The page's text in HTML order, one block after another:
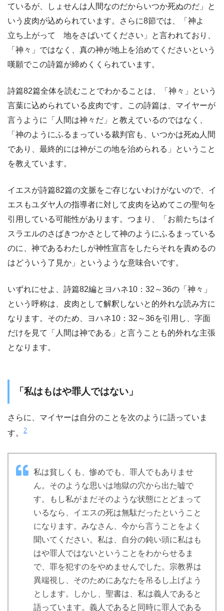
ているが、しょせんは人間なのだからいつか死ぬのだ」と
いう皮肉が込められています。さらに8節では、「神よ
立ち上がって 地をさばいてください」と言われており、
「神々」ではなく、真の神が地上を治めてくださいという
嘆願でこの詩篇が締めくくられています。
詩篇82篇全体を読むことでわかることは、「神々」という
言葉に込められている皮肉です。この詩篇は、マイヤーが
言うように「人間は神々だ」と教えているのではなく、
「神のようにふるまっている裁判官も、いつかは死ぬ人間
であり、最終的には神がこの地を治められる」ということ
を教えています。
イエスが詩篇82篇の文脈をご存じないわけがないので、イ
エスもユダヤ人の指導者に対して皮肉を込めてこの聖句を
引用している可能性があります。つまり、「お前たちはイ
スラエルのさばきつかさとして神のようにふるまっている
のに、神であるわたしが神性宣言をしたらそれを責めるの
はどういう了見か」というような意味合いです。
いずれにせよ、詩篇82編とヨハネ10：32～36の「神々」
という呼称は、皮肉として解釈しないと的外れな読み方に
なります。そのため、ヨハネ10：32～36を引用し、字面
だけを見て「人間は神である」と言うことも的外れな主張
となります。
「私はもはや罪人ではない」
さらに、マイヤーは自分のことを次のように語っていま
す。 2
私は貧しくも、惨めでも、罪人でもありませ
ん。そのような思いは地獄の穴から出た嘘で
す。もし私がまだそのような状態にとどまって
いるなら、イエスの死は無駄だったということ
になります。みなさん、今から言うことをよく
聞いてください。私は、自分の鈍い頭に私はも
はや罪人ではないということをわからせるま
で、罪を犯すのをやめませんでした。宗教界は
異端視し、そのためにあなたを吊るし上げよう
とします。しかし、聖書は、私は義人であると
語っています。義人であると同時に罪人である